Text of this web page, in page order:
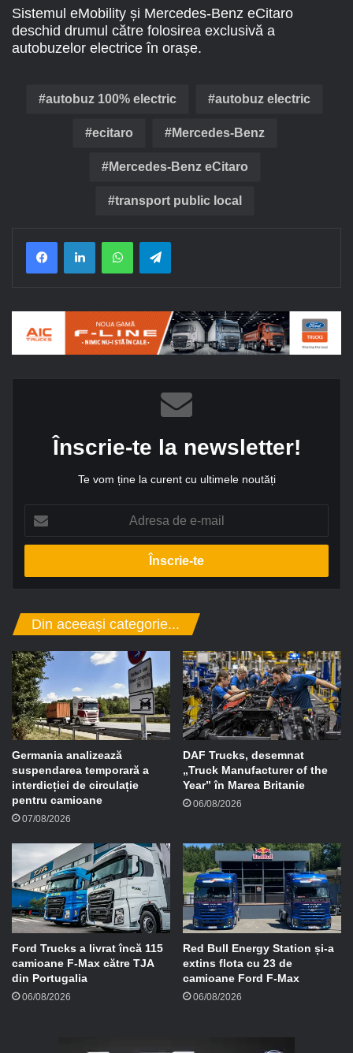
Sistemul eMobility și Mercedes-Benz eCitaro
deschid drumul către folosirea exclusivă a
autobuzelor electrice în orașe.
autobuz 100% electric autobuz electric
ecitaro Mercedes-Benz
Mercedes-Benz eCitaro
transport public local
Înscrie-te la newsletter!
Te vom ține la curent cu ultimele noutăți
r
s
d
-
m
a
i
l
Din aceeași categorie...
Germania analizează
suspendarea temporară a
interdicției de circulație
pentru camioane
07/08/2026
DAF Trucks, desemnat
„Truck Manufacturer of the
Year” în Marea Britanie
06/08/2026
Ford Trucks a livrat încă 115
camioane F-Max către TJA
din Portugalia
06/08/2026
Red Bull Energy Station și-a
extins flota cu 23 de
camioane Ford F-Max
06/08/2026